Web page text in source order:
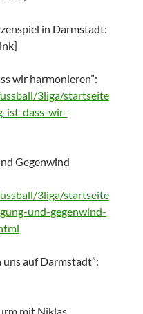
in Darmstadt:
wir harmonieren”:
3liga/startseite
ist-dass-wir-
Gegenwind
3liga/startseite
und-gegenwind-
uns auf Darmstadt”:
mit Niklas